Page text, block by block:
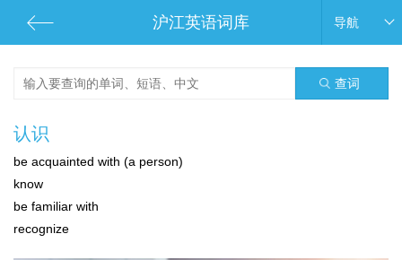
沪江英语词库 导航
查词
认识
be acquainted with (a person)
know
be familiar with
recognize